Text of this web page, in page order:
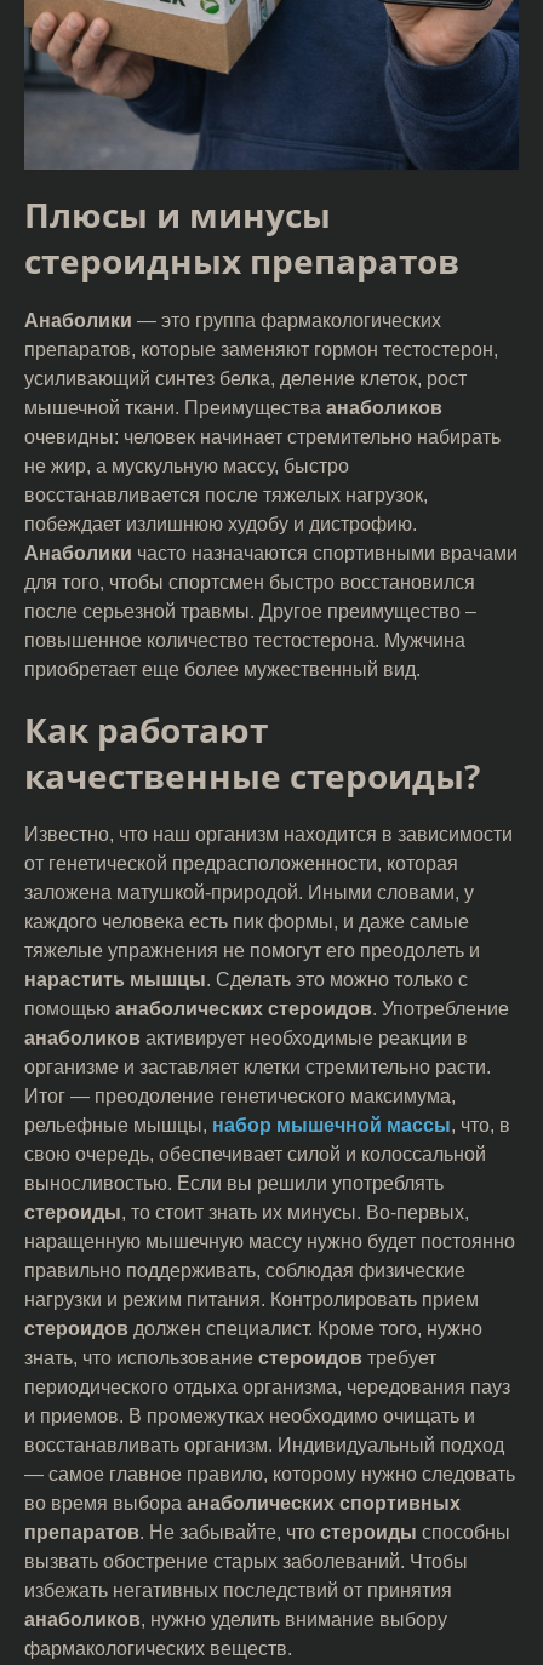
Плюсы и минусы
стероидных препаратов
Анаболики — это группа фармакологических
препаратов, которые заменяют гормон тестостерон,
усиливающий синтез белка, деление клеток, рост
мышечной ткани. Преимущества анаболиков
очевидны: человек начинает стремительно набирать
не жир, а мускульную массу, быстро
восстанавливается после тяжелых нагрузок,
побеждает излишнюю худобу и дистрофию.
Анаболики часто назначаются спортивными врачами
для того, чтобы спортсмен быстро восстановился
после серьезной травмы. Другое преимущество –
повышенное количество тестостерона. Мужчина
приобретает еще более мужественный вид.
Как работают
качественные стероиды?
Известно, что наш организм находится в зависимости
от генетической предрасположенности, которая
заложена матушкой-природой. Иными словами, у
каждого человека есть пик формы, и даже самые
тяжелые упражнения не помогут его преодолеть и
нарастить мышцы. Сделать это можно только с
помощью анаболических стероидов. Употребление
анаболиков активирует необходимые реакции в
организме и заставляет клетки стремительно расти.
Итог — преодоление генетического максимума,
рельефные мышцы, набор мышечной массы, что, в
свою очередь, обеспечивает силой и колоссальной
выносливостью. Если вы решили употреблять
стероиды, то стоит знать их минусы. Во-первых,
наращенную мышечную массу нужно будет постоянно
правильно поддерживать, соблюдая физические
нагрузки и режим питания. Контролировать прием
стероидов должен специалист. Кроме того, нужно
знать, что использование стероидов требует
периодического отдыха организма, чередования пауз
и приемов. В промежутках необходимо очищать и
восстанавливать организм. Индивидуальный подход
— самое главное правило, которому нужно следовать
во время выбора анаболических спортивных
препаратов. Не забывайте, что стероиды способны
вызвать обострение старых заболеваний. Чтобы
избежать негативных последствий от принятия
анаболиков, нужно уделить внимание выбору
фармакологических веществ.